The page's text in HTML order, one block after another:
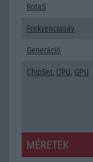
RotaS
Frekvenciasáv
Generáció
ChipSet, CPU, GPU
MÉRETEK